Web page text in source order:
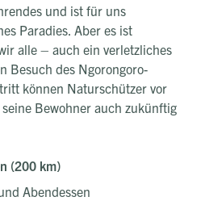
und ist für uns
Paradies. Aber es ist
alle – auch ein verletzliches
Besuch des Ngorongoro-
können Naturschützer vor
Bewohner auch zukünftig
(200 km)
Abendessen